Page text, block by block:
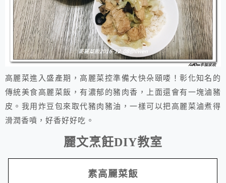
高麗菜進入盛產期，高麗菜控準備大快朵頤喽！彰化知名的
傳統美食高麗菜飯，有濃郁的豬肉香，上面還會有一塊滷豬
皮。我用炸豆包來取代豬肉豬油，一樣可以把高麗菜滷煮得
滑潤香噴，好香好好吃。
麗文烹飪DIY教室
素高麗菜飯